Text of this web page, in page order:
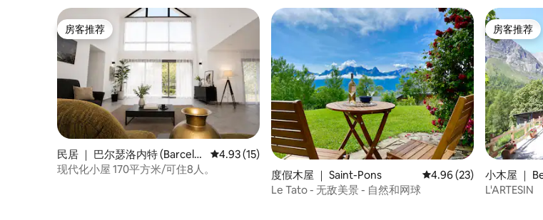
房客推荐
房客推荐
民居 ｜ 巴尔瑟洛内特 (Barcelo
nnette)
平均评分 4.93 分（满分 5 分），共 15 条评价
4.93 (15)
现代化小屋 170平方米/可住8人。
度假木屋 ｜ Saint-Pons 平均评分 4.96 分（满分 5
4.96 (23)
Le Tato - 无敌美景 - 自然和网球
房客推荐
房客推荐
小木屋 ｜
L'ARTESIN